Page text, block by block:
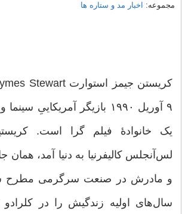
مجموعه: اخبار مد و ستاره ها
۹ آوریل ۱۹۹۰ بازیگر آمریکاییِ
یک خانوادهٔ فیلم گرا است.
لس‌آنجلس کالیفرنیا به دنیا آمد، همان
و مادرش در صنعت سرگرمی مطرح
سال‌های اولیه زندگیش را در